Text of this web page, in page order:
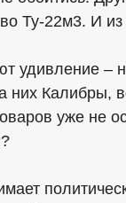
Ту-22м3. И
удивление –
них Калибры,
уже не